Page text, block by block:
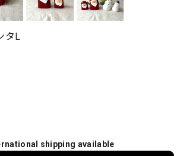
タL
shipping available